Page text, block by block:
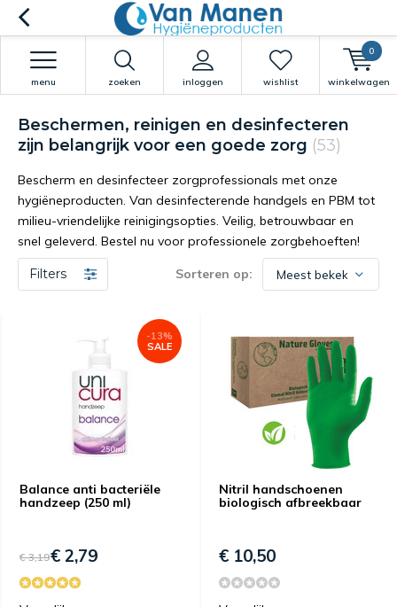
zoeken inloggen
menu wishlist winkelwagen
0
Beschermen, reinigen en desinfecteren
zijn belangrijk voor een goede zorg (53)
Bescherm en desinfecteer zorgprofessionals met onze
hygiëneproducten. Van desinfecterende handgels en PBM tot
milieu-vriendelijke reinigingsopties. Veilig, betrouwbaar en
snel geleverd. Bestel nu voor professionele zorgbehoeften!
Filters Sorteren op:
Balance anti bacteriële
handzeep (250 ml)
-13%
SALE
€ 3,19€ 2,79
Nitril handschoenen
biologisch afbreekbaar
€ 10,50